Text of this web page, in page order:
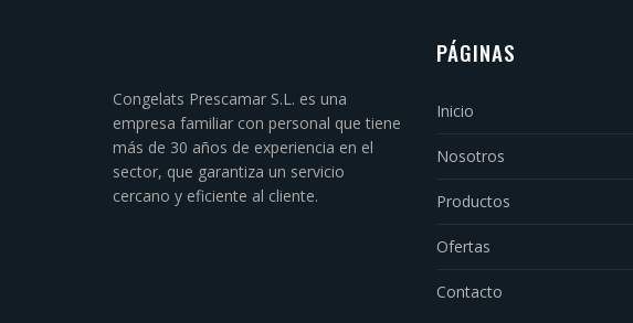
Congelats Prescamar S.L. es una
empresa familiar con personal que tiene
más de 30 años de experiencia en el
sector, que garantiza un servicio
cercano y eficiente al cliente.
PÁGINAS
Inicio
Nosotros
Productos
Ofertas
Contacto